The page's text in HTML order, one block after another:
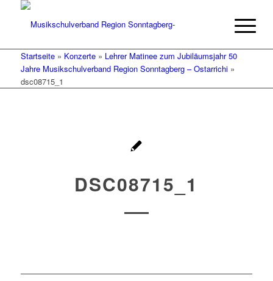
Startseite» Konzerte» Lehrer Matinee zum Jubiläumsjahr 50
Jahre Musikschulverband Region Sonntagberg – Ostarrichi»
dsc08715_1
DSC08715_1